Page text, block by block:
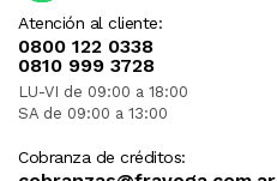
Atención al cliente:
0800 122 0338
0810 999 3728
LU-VI de 09:00 a 18:00
SA de 09:00 a 13:00
Cobranza de créditos: